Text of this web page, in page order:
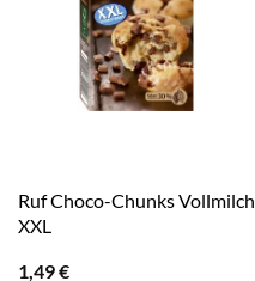
Ruf Choco-Chunks Vollmilch
XXL
1,49€